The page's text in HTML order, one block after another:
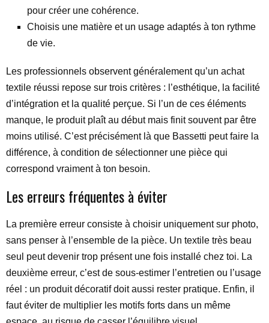
pour créer une cohérence.
Choisis une matière et un usage adaptés à ton rythme
de vie.
Les professionnels observent généralement qu’un achat
textile réussi repose sur trois critères : l’esthétique, la facilité
d’intégration et la qualité perçue. Si l’un de ces éléments
manque, le produit plaît au début mais finit souvent par être
moins utilisé. C’est précisément là que Bassetti peut faire la
différence, à condition de sélectionner une pièce qui
correspond vraiment à ton besoin.
Les erreurs fréquentes à éviter
La première erreur consiste à choisir uniquement sur photo,
sans penser à l’ensemble de la pièce. Un textile très beau
seul peut devenir trop présent une fois installé chez toi. La
deuxième erreur, c’est de sous-estimer l’entretien ou l’usage
réel : un produit décoratif doit aussi rester pratique. Enfin, il
faut éviter de multiplier les motifs forts dans un même